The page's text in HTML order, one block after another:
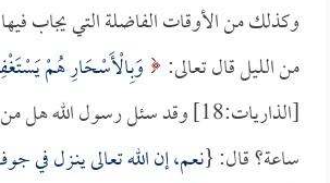
وكذلك من الأوقات الفاضلة التي يجاب
من الليل قال تعالى:
وَبِالْأَسْحَارِ هُمْ
[الذاريات:18] وقد سئل رسول
ساعة؟ قال: {نعم، إن الله تعالى ينـزل في